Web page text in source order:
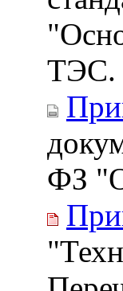
ТЭС.
ФЗ "О